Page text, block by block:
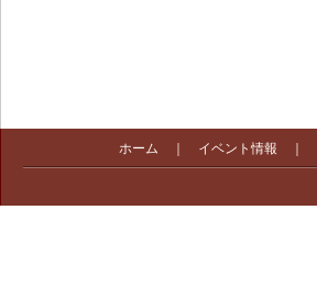
ホーム イベント情報